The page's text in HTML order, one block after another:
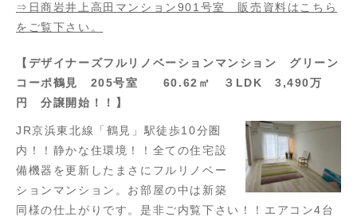
⇒日商岩井上高田マンション901号室 販売資料はこちら
をご覧下さい。
【デザイナーズフルリノベーションマンション グリーン
コーポ鶴見 205号室 60.62㎡ ３LDK 3,490万
円 分譲開始！！】
JR京浜東北線「鶴見」駅徒歩10分圏
内！！静かな住環境！！全ての住宅設
備機器を更新したまさにフルリノベー
ションマンション。お部屋の中は新築
同様の仕上がりです。是非ご内覧下さい！！エアコン4台